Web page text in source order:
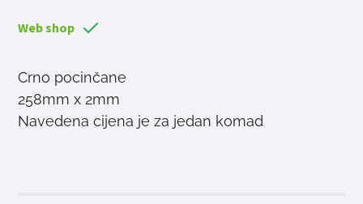
Web shop
Crno pocinčane
258mm x 2mm
Navedena cijena je za jedan komad